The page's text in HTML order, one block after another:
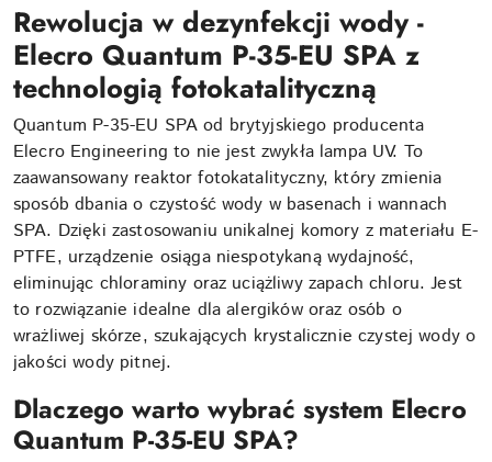
Rewolucja w dezynfekcji wody -
Elecro Quantum P-35-EU SPA z
technologią fotokatalityczną
Quantum P-35-EU SPA od brytyjskiego producenta
Elecro Engineering to nie jest zwykła lampa UV. To
zaawansowany reaktor fotokatalityczny, który zmienia
sposób dbania o czystość wody w basenach i wannach
SPA. Dzięki zastosowaniu unikalnej komory z materiału E-
PTFE, urządzenie osiąga niespotykaną wydajność,
eliminując chloraminy oraz uciążliwy zapach chloru. Jest
to rozwiązanie idealne dla alergików oraz osób o
wrażliwej skórze, szukających krystalicznie czystej wody o
jakości wody pitnej.
Dlaczego warto wybrać system Elecro
Quantum P-35-EU SPA?